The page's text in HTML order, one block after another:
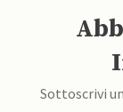
Sottoscrivi